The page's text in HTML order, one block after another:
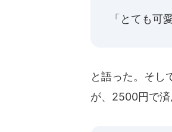
「とても可
と語った。そし
が、2500円で済